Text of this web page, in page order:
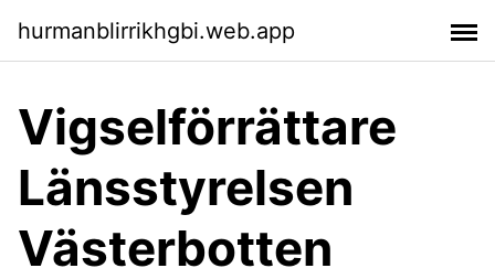
hurmanblirrikhgbi.web.app
Vigselförrättare
Länsstyrelsen
Västerbotten